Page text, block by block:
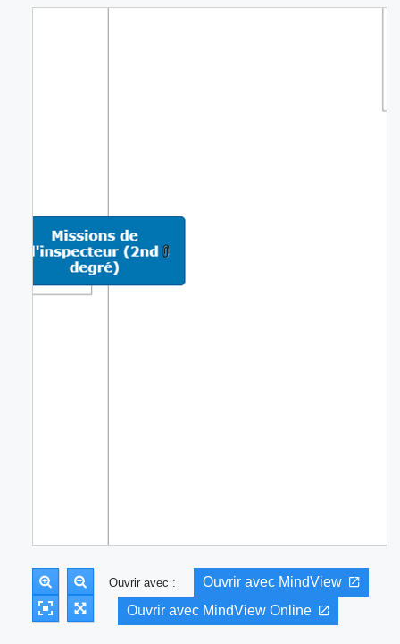
Ouvrir avec :
Ouvrir avec MindView
Ouvrir avec MindView Online